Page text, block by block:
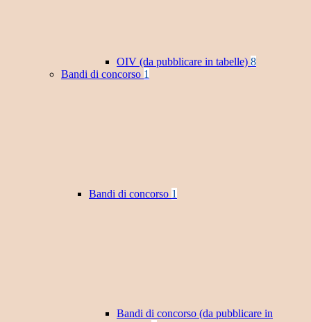
OIV (da pubblicare in tabelle) 8
Bandi di concorso 1
Bandi di concorso 1
Bandi di concorso (da pubblicare in